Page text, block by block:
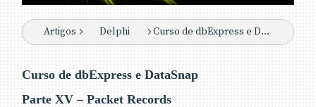
Artigos Delphi Curso de dbExpress e DataSnap - Parte XV
Curso de dbExpress e DataSnap
Parte XV – Packet Records